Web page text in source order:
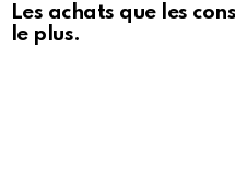
Les achats que les
le plus.